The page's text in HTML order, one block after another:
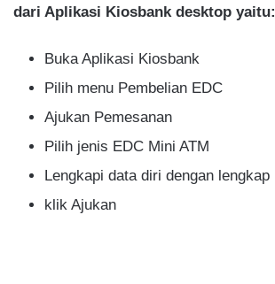
dari Aplikasi Kiosbank desktop yaitu:
Buka Aplikasi Kiosbank
Pilih menu Pembelian EDC
Ajukan Pemesanan
Pilih jenis EDC Mini ATM
Lengkapi data diri dengan lengkap
klik Ajukan